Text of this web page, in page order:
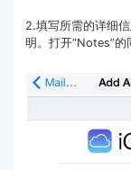
2.填写所需的详细
明。打开“Notes”的